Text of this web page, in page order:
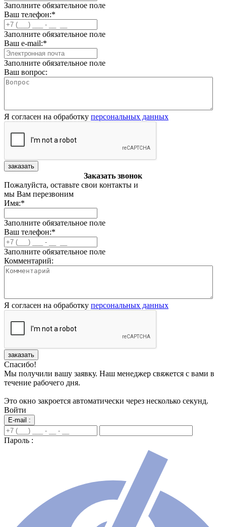
Заполните обязательное поле
Ваш телефон:*
Заполните обязательное поле
Ваш e-mail:*
Заполните обязательное поле
Ваш вопрос:
Я согласен на обработку персональных данных
заказать
Заказать звонок
Пожалуйста, оставьте свои контакты и
мы Вам перезвоним
Имя:*
Заполните обязательное поле
Ваш телефон:*
Заполните обязательное поле
Комментарий:
Я согласен на обработку персональных данных
заказать
Спасибо!
Мы получили вашу заявку. Наш менеджер свяжется с вами в
течение рабочего дня.
Это окно закроется автоматически через несколько секунд.
Войти
E-mail :
Пароль :